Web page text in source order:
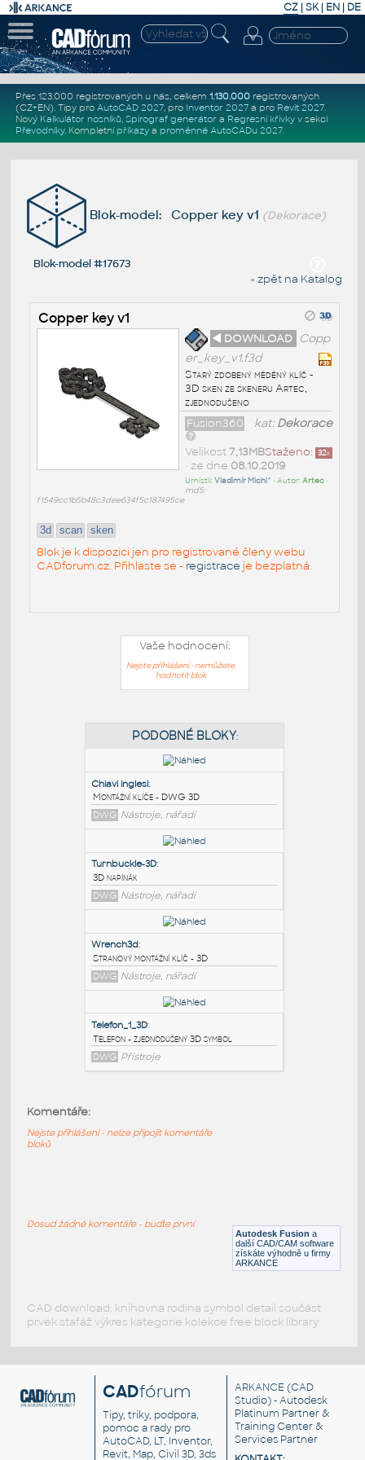
CZ | SK| EN | DE
Přes 123.000 registrovaných u nás, celkem 1.130.000registrovaných
(CZ+EN). Tipy pro AutoCAD 2027, pro Inventor 2027a pro Revit 2027.
Nový Kalkulátor nosníků, Spirograf generátor a Regresní křivkyv sekci
Převodníky. Kompletní příkazya proměnné AutoCADu 2027.
Blok-model: Copper key v1 (Dekorace)
Blok-model #17673
« zpět na Katalog
Copper key v1
◄ DOWNLOAD
Copp
er_key_v1.f3d
Starý zdobený měděný klíč -
3D sken ze skeneru Artec,
zjednodušeno
kat:Dekorace
Fusion360
Staženo: 32x
Velikost 7,13MB
• ze dne 08.10.2019
Umístil:Vladimír Michl^ • Autor:Artec•
md5:
f1549cc1b5b48c3dee634f5c187495ce
3d scan sken
Blok je k dispozici jen pro registrované členy webu
CADforum.cz. Přihlaste se - registrace je bezplatná.
Vaše hodnocení:
Nejste přihlášeni - nemůžete
hodnotit blok
PODOBNÉ BLOKY
Chiavi inglesi:
Montážní klíče - DWG 3D
DWG Nástroje, nářadí
Turnbuckle-3D:
3D napínák
DWG Nástroje, nářadí
Stranový montážní klíč - 3D
Telefon - zjednodušený 3D symbol
Autodesk Fusion a
další CAD/CAM software
získáte výhodně u firmy
ARKANCE
Komentáře:
Nejste přihlášeni - nelze připojit komentáře
bloků
Dosud žádné komentáře - buďte první
CAD download: knihovna rodina symbol detail součást
prvek stafáž výkres kategorie kolekce free block library
CADfórum
Tipy, triky, podpora,
pomoc a rady pro
AutoCAD, LT, Inventor,
Revit, Map, Civil 3D, 3ds
ARKANCE (CAD
Studio) - Autodesk
Platinum Partner &
Training Center &
Services Partner